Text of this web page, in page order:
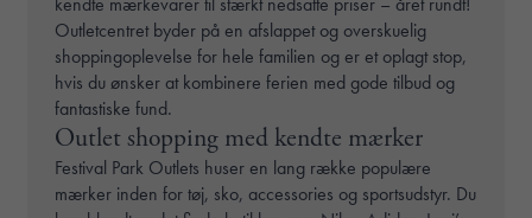
Outletcentret byder på en afslappet og overskuelig
shoppingoplevelse for hele familien og er et oplagt stop,
hvis du ønsker at kombinere ferien med gode tilbud og
fantastiske fund.
Outlet shopping med kendte mærker
Festival Park Outlets huser en lang række populære
mærker inden for tøj, sko, accessories og sportsudstyr. Du